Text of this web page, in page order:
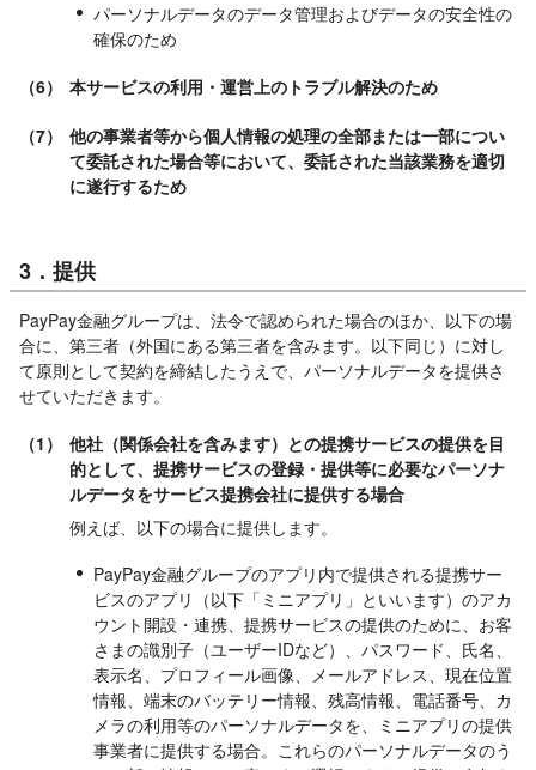
パーソナルデータのデータ管理およびデータの安全性の
確保のため
（6） 本サービスの利用・運営上のトラブル解決のため
（7）
他の事業者等から個人情報の処理の全部または一部につい
て委託された場合等において、委託された当該業務を適切
に遂行するため
3．提供
PayPay金融グループは、法令で認められた場合のほか、以下の場
合に、第三者（外国にある第三者を含みます。以下同じ）に対し
て原則として契約を締結したうえで、パーソナルデータを提供さ
せていただきます。
（1）
他社（関係会社を含みます）との提携サービスの提供を目
的として、提携サービスの登録・提供等に必要なパーソナ
ルデータをサービス提携会社に提供する場合
例えば、以下の場合に提供します。
PayPay金融グループのアプリ内で提供される提携サー
ビスのアプリ（以下「ミニアプリ」といいます）のアカ
ウント開設・連携、提携サービスの提供のために、お客
さまの識別子（ユーザーIDなど）、パスワード、氏名、
表示名、プロフィール画像、メールアドレス、現在位置
情報、端末のバッテリー情報、残高情報、電話番号、カ
メラの利用等のパーソナルデータを、ミニアプリの提供
事業者に提供する場合。これらのパーソナルデータのう